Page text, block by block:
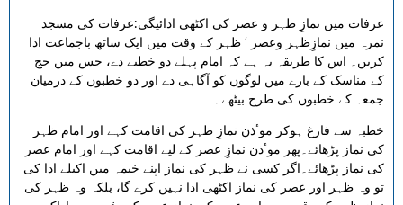
عرفات میں نمازِ ظہر و عصر کی اکٹھی ادائیگی:عرفات کی مسجد
نمرہ میں نمازِظہر وعصر ‘ ظہر کے وقت میں ایک ساتھ باجماعت ادا
کریں۔ اس کا طریقہ یہ ہے کہ امام پہلے دو خطبے دے، جس میں حج
کے مناسک کے بارے میں لوگوں کو آگاہی دے اور دو خطبوں کے درمیان
جمعہ کے خطبوں کی طرح بیٹھے۔
خطبہ سے فارغ ہوکر موٴذن نمازِ ظہر کی اقامت کہے اور امام ظہر
کی نماز پڑھائے۔پھر موٴذن نمازِ عصر کے لیے اقامت کہے اور امام عصر
کی نماز پڑھائے۔اگر کسی نے ظہر کی نماز اپنے خیمہ میں اکیلے ادا کی
تو وہ ظہر اور عصر کی نماز اکٹھی ادا نہیں کرے گا، بلکہ وہ ظہر کی